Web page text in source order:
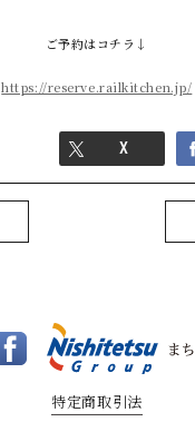
ご予約はコチラ↓
https://reserve.railkitchen.jp/
X
特定商取引法